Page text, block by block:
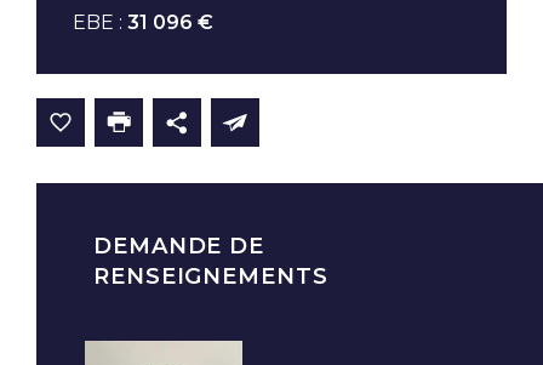
EBE : 31 096 €
DEMANDE DE
RENSEIGNEMENTS